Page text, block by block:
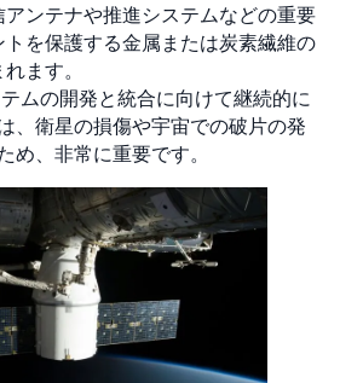
アンテナや推進システムなどの重要
トを保護する金属または炭素繊維の
ます。
ムの開発と統合に向けて継続的に
、衛星の損傷や宇宙での破片の発
め、非常に重要です。